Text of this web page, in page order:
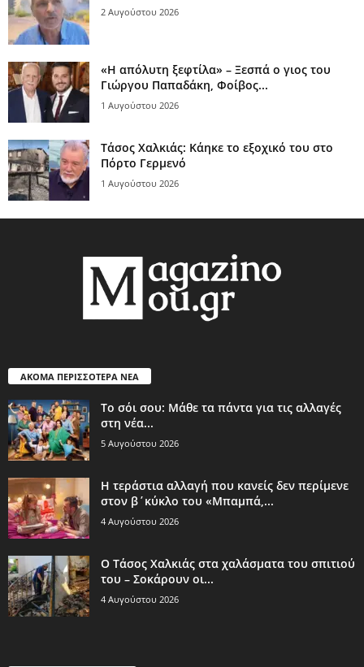
2 Αυγούστου 2026
«Η απόλυτη ξεφτίλα» – Ξεσπά ο γιος του
Γιώργου Παπαδάκη, Φοίβος...
1 Αυγούστου 2026
Τάσος Χαλκιάς: Κάηκε το εξοχικό του στο
Πόρτο Γερμενό
1 Αυγούστου 2026
ΑΚΟΜΑ ΠΕΡΙΣΣΟΤΕΡΑ ΝΕΑ
Το σόι σου: Μάθε τα πάντα για τις αλλαγές
στη νέα...
5 Αυγούστου 2026
Η τεράστια αλλαγή που κανείς δεν περίμενε
στον β΄κύκλο του «Μπαμπά,...
4 Αυγούστου 2026
Ο Τάσος Χαλκιάς στα χαλάσματα του σπιτιού
του – Σοκάρουν οι...
4 Αυγούστου 2026